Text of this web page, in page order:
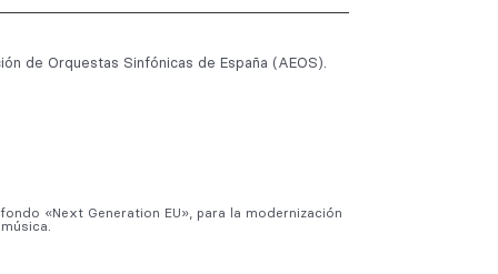
de Orquestas Sinfónicas de España (AEOS).
«Next Generation EU», para la modernización